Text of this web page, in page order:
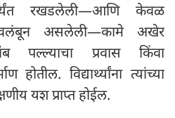
रखडलेली—आणि केवळ
असलेली—कामे अखेर
पल्ल्याचा प्रवास किंवा
होतील. विद्यार्थ्यांना त्यांच्या
यश प्राप्त होईल.